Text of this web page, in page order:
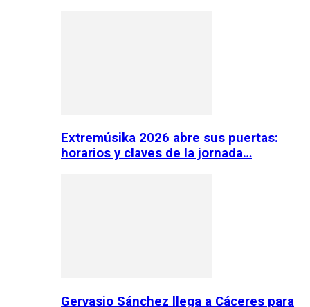
Extremúsika 2026 abre sus puertas:
horarios y claves de la jornada…
Gervasio Sánchez llega a Cáceres para